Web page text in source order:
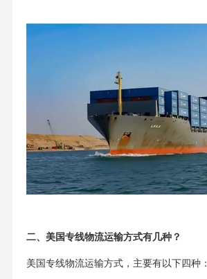
二、美国专线物流运输方式有几种？
美国专线物流运输方式，主要有以下四种：